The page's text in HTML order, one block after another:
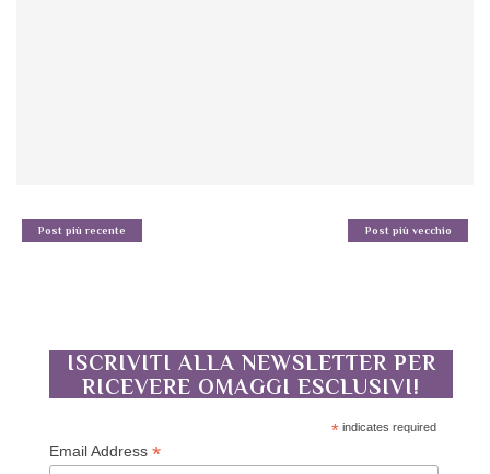
Post più recente Post più vecchio
ISCRIVITI ALLA NEWSLETTER PER
RICEVERE OMAGGI ESCLUSIVI!
* indicates required
Email Address*